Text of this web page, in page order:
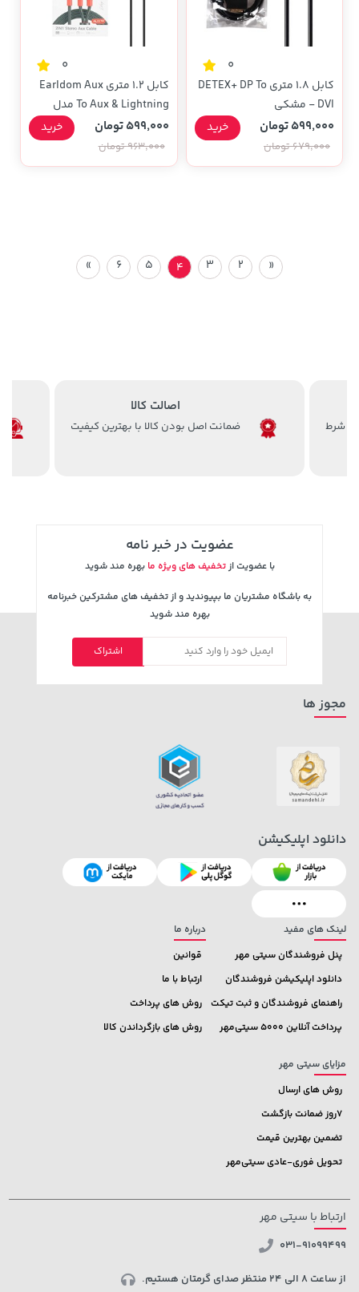
0
کابل 1.8 متری DETEX+ DP To
DVI - مشکی
599,000 تومان
679,000 تومان
خرید
0
کابل 1.2 متری Earldom Aux
To Aux & Lightning مدل
Aux79 - مشکی
599,000 تومان
963,000 تومان
خرید
«
2
3
4
5
6
»
اصالت کالا
ضمانت اصل بودن کالا با بهترین کیفیت
عضویت در خبر نامه
با عضویت ازتخفیف های ویژه ما بهره مند شوید
به باشگاه مشتریان ما بپیوندید و از تخفیف های مشترکین خبرنامه
بهره مند شوید
اشتراک
لینک های مفید
پنل فروشندگان سیتی مهر
دانلود اپلیکیشن فروشندگان
راهنمای فروشندگان و ثبت تیکت
پرداخت آنلاین 5000 سیتی‌مهر
درباره ما
قوانین
ارتباط با ما
روش های پرداخت
روش های بازگرداندن کالا
مزایای سیتی مهر
روش های ارسال
7روز ضمانت بازگشت
تضمین بهترین قیمت
تحویل فوری-عادی سیتی‌مهر
مجوز ها
دانلود اپلیکیشن
ارتباط با سیتی مهر
031-91099499
از ساعت 8 الی 24 منتظر صدای گرمتان هستیم.